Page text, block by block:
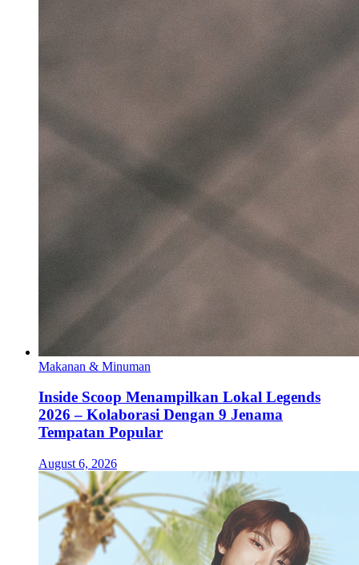
Makanan & Minuman
Inside Scoop Menampilkan Lokal Legends
2026 – Kolaborasi Dengan 9 Jenama
Tempatan Popular
August 6, 2026